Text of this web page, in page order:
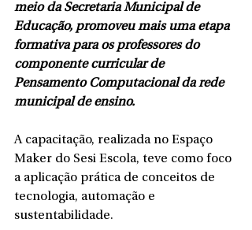
meio da Secretaria Municipal de
Educação, promoveu mais uma etapa
formativa para os professores do
componente curricular de
Pensamento Computacional da rede
municipal de ensino.
A capacitação, realizada no Espaço
Maker do Sesi Escola, teve como foco
a aplicação prática de conceitos de
tecnologia, automação e
sustentabilidade.